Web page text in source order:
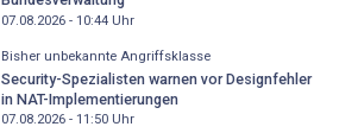
07.08.2026 - 10:44Uhr
Bisher unbekannte Angriffsklasse
Security-Spezialisten warnen vor Designfehler
in NAT-Implementierungen
07.08.2026 - 11:50Uhr